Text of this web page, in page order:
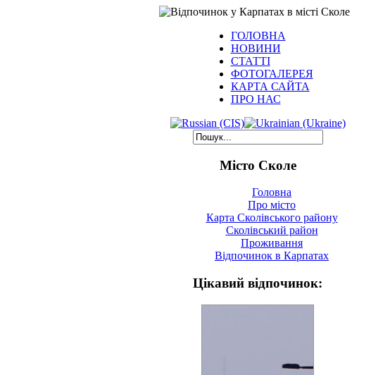
ГОЛОВНА
НОВИНИ
СТАТТІ
ФОТОГАЛЕРЕЯ
КАРТА САЙТА
ПРО НАС
Місто Сколе
Головна
Про місто
Карта Сколівського району
Сколівський район
Проживання
Відпочинок в Карпатах
Цікавий відпочинок: